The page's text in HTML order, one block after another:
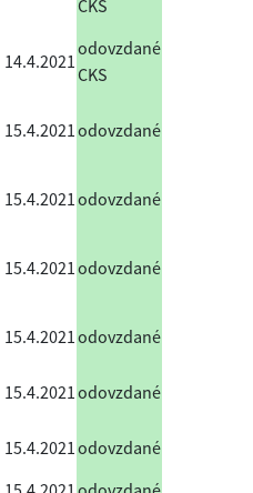
CKS
14.4.2021
odovzdané
CKS
15.4.2021 odovzdané
15.4.2021 odovzdané
15.4.2021 odovzdané
15.4.2021 odovzdané
15.4.2021 odovzdané
15.4.2021 odovzdané